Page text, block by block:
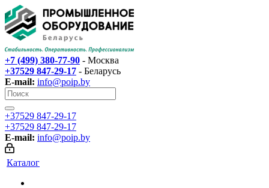
+7 (499) 380-77-90 - Москва
+37529 847-29-17‬ - Беларусь
E-mail: info@poip.by
+37529 847-29-17‬
+37529 847-29-17‬
E-mail: info@poip.by
Каталог